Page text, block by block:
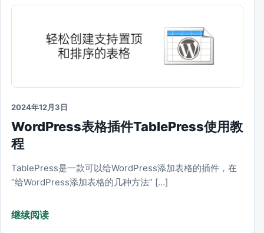
2024年12月3日
WordPress表格插件TablePress使用教
程
TablePress是一款可以给WordPress添加表格的插件，在
“给WordPress添加表格的几种方法” […]
继续阅读